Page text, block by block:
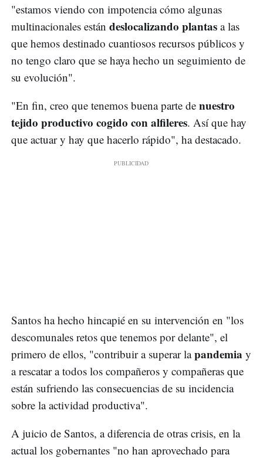
"estamos viendo con impotencia cómo algunas
multinacionales están deslocalizando plantas a las
que hemos destinado cuantiosos recursos públicos y
no tengo claro que se haya hecho un seguimiento de
su evolución".
"En fin, creo que tenemos buena parte de nuestro
tejido productivo cogido con alfileres. Así que hay
que actuar y hay que hacerlo rápido", ha destacado.
Santos ha hecho hincapié en su intervención en "los
descomunales retos que tenemos por delante", el
primero de ellos, "contribuir a superar lapandemia y
a rescatar a todos los compañeros y compañeras que
están sufriendo las consecuencias de su incidencia
sobre la actividad productiva".
A juicio de Santos, a diferencia de otras crisis, en la
actual los gobernantes "no han aprovechado para